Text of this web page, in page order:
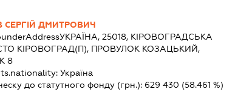
СЕРГІЙ ДМИТРОВИЧ
УКРАЇНА, 25018, КІРОВОГРАДСЬКА
КІРОВОГРАД(П), ПРОВУЛОК КОЗАЦЬКИЙ,
8
Україна
до статутного фонду (грн.): 629 430 (58.461 %)